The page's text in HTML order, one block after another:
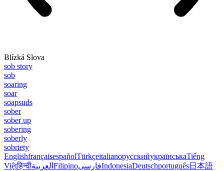
Blízká Slova
sob story
sob
soaring
soar
soapsuds
sober
sober up
sobering
soberly
sobriety
EnglishfrançaisespañolTürkçeitalianoрусскийукраїнськаTiếng
Việtहिन्दीالعربية FilipinoفارسیIndonesiaDeutschportuguês日本語